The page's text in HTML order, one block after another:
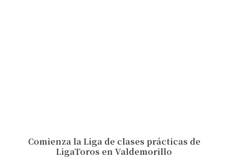
Comienza la Liga de clases prácticas de
LigaToros en Valdemorillo